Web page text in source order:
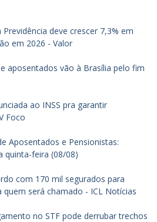
deve crescer 7,3% em
em 2026 - Valor
aposentados vão à Brasília pelo fim
ao INSS pra garantir
Foco
Aposentados e Pensionistas:
quinta-feira (08/08)
com 170 mil segurados para
será chamado - ICL Notícias
no STF pode derrubar trechos